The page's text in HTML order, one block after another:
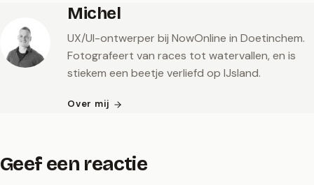
Michel
UX/UI-ontwerper bij NowOnline in Doetinchem.
Fotografeert van races tot watervallen, en is
stiekem een beetje verliefd op IJsland.
Over mij
Geef een reactie